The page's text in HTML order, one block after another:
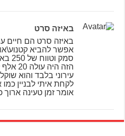
באיזה סרט
סמק
הזה
לקחת איתי לבניין
אומר זמן טעינה